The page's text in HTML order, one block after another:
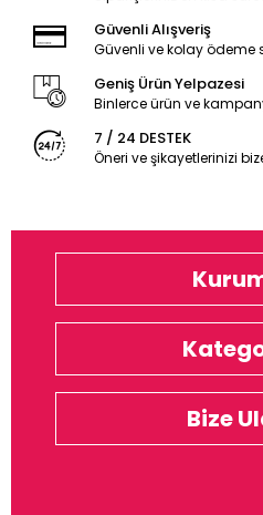
Güvenli Alışveriş
Güvenli ve kolay ödeme
Geniş Ürün Yelpazesi
Binlerce ürün ve
7 / 24 DESTEK
Öneri ve şikayetlerinizi
Bize